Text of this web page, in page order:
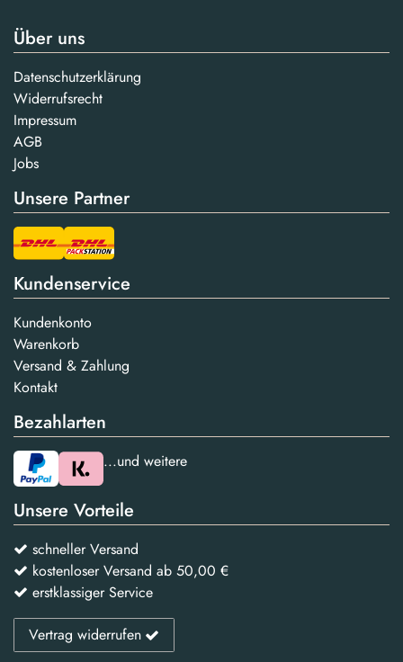
Über uns
Datenschutzerklärung
Widerrufsrecht
Impressum
AGB
Jobs
Unsere Partner
Kundenservice
Kundenkonto
Warenkorb
Versand & Zahlung
Kontakt
Bezahlarten
...und weitere
Unsere Vorteile
schneller Versand
kostenloser Versand ab 50,00 €
erstklassiger Service
Vertrag widerrufen